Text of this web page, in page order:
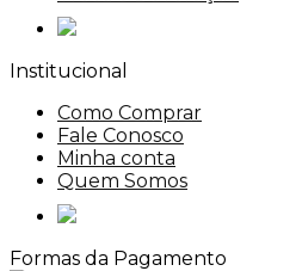
Institucional
Como Comprar
Fale Conosco
Minha conta
Quem Somos
Formas da Pagamento